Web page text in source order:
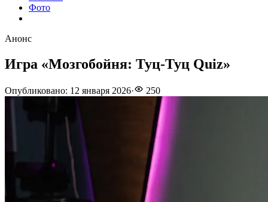
Фото
Анонс
Игра «Мозгобойня: Туц-Туц Quiz»
Опубликовано: 12 января 2026· 250